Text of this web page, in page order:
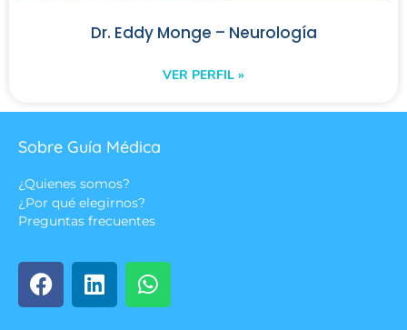
Dr. Eddy Monge – Neurología
VER PERFIL »
Sobre Guía Médica
¿Quienes somos?
¿Por qué elegirnos?
Preguntas frecuentes